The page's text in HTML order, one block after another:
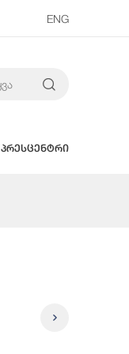
ENG
პრესცენტრი